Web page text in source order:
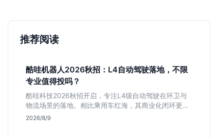
推荐阅读
酷哇机器人2026秋招：L4自动驾驶落地，不限
专业值得投吗？
酷哇科技2026秋招开启，专注L4级自动驾驶在环卫与
物流场景的落地。相比乘用车红海，其商业化闭环更清
晰，现金流相对健康。本文解读其业务模式、岗位稳定
2026/8/9